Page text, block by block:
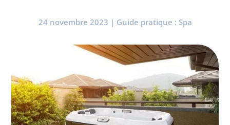
24 novembre 2023 | Guide pratique : Spa